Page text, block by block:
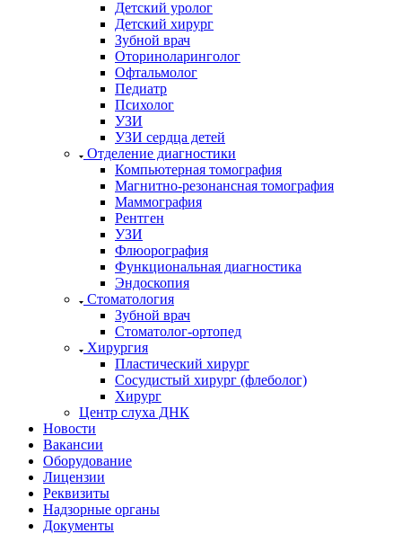
Детский уролог
Детский хирург
Зубной врач
Оториноларинголог
Офтальмолог
Педиатр
Психолог
УЗИ
УЗИ сердца детей
Отделение диагностики
Компьютерная томография
Магнитно-резонансная томография
Маммография
Рентген
УЗИ
Флюорография
Функциональная диагностика
Эндоскопия
Стоматология
Зубной врач
Стоматолог-ортопед
Хирургия
Пластический хирург
Сосудистый хирург (флеболог)
Хирург
Центр слуха ДНК
Новости
Вакансии
Оборудование
Лицензии
Реквизиты
Надзорные органы
Документы